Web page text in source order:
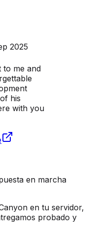
2025
to me and
his
with you
en marcha
en tu servidor,
probado y